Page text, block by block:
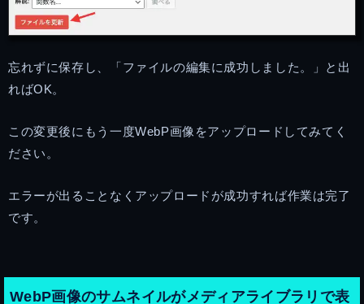
忘れずに保存し、「ファイルの編集に成功しました。」と出
ればOK。
この変更後にもう一度WebP画像をアップロードしてみてく
ださい。
エラーが出ることなくアップロードが成功すれば作業は完了
です。
WebP画像のサムネイルがメディアライブラリで表